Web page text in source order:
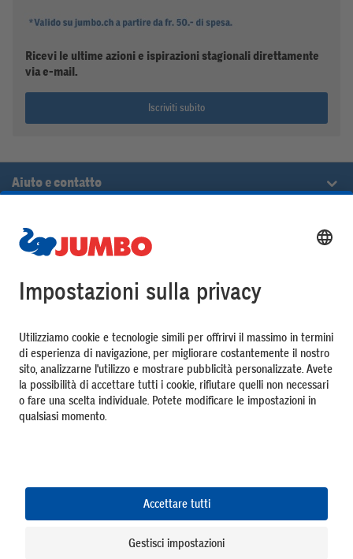
Ricevi le ultime azioni e ispirazioni stagionali direttamente
via e-mail.
Iscriviti subito
Aiuto e contatto
Mondo JUMBO
Pagamento
Chi Siamo
Seguire noi
Protezione dei dati CGC